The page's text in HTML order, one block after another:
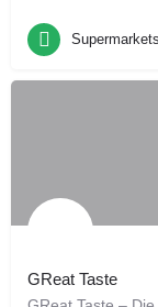
GReat Taste